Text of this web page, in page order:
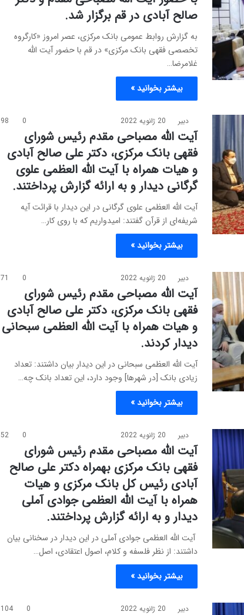
صالح آبادی در قم برگزار شد.
به گزارش روابط عمومی بانک مرکزی، عصر امروز «کارگروه
تخصصی فقهی بانک مرکزی» در قم با حضور آیت الله
غلامرضا…
بیشتر بخوانید »
دبیر 20 ژانویه 2022 0
98
آیت الله مصباحی مقدم رئیس شورای
فقهی بانک مرکزی، دکتر علی صالح آبادی
و هیات همراه با آیت الله العظمی علوی
گرگانی دیدار و به ارائه گزارش پرداختند.
آیت الله العظمی علوی گرگانی در این دیدار با قرائت آیه
شریفه‌ای از قرآن گفتند: امیدواریم که با روی کار…
بیشتر بخوانید »
دبیر 20 ژانویه 2022 0
71
آیت الله مصباحی مقدم رئیس شورای
فقهی بانک مرکزی، دکتر علی صالح آبادی
و هیات همراه با آیت الله العظمی سبحانی
دیدار کردند.
آیت الله العظمی سبحانی در این دیدار بیان داشتند: تعداد
زیادی بانک [در شهرها] وجود دارد، این تعداد بانک چه…
بیشتر بخوانید »
دبیر 20 ژانویه 2022 0
52
آیت الله مصباحی مقدم رئیس شورای
فقهی بانک مرکزی بهمراه دکتر علی صالح
آبادی رئیس کل بانک مرکزی و هیات
همراه با آیت الله العظمی جوادی آملی
دیدار و به ارائه گزارش پرداختند.
آیت الله العظمی جوادی آملی در این دیدار در سخنانی بیان
داشتند: از نظر فلسفه و کلام، اصول اعتقادی، اصل…
بیشتر بخوانید »
دبیر 20 ژانویه 2022 0
104